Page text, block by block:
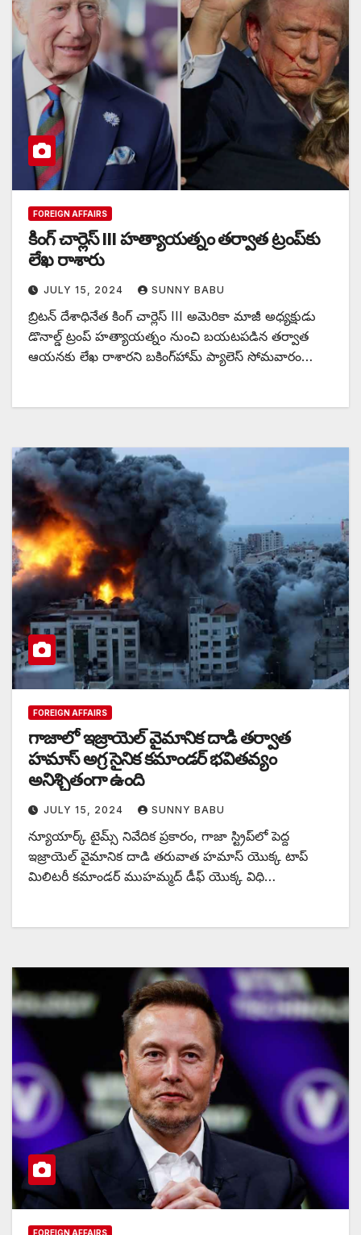
FOREIGN AFFAIRS
కింగ్ చార్లెస్ III హత్యాయత్నం తర్వాత ట్రంప్‌కు
లేఖ రాశారు
JULY 15, 2024 SUNNY BABU
బ్రిటన్‌ దేశాధినేత కింగ్‌ చార్లెస్‌ III అమెరికా మాజీ అధ్యక్షుడు
డొనాల్డ్‌ ట్రంప్‌ హత్యాయత్నం నుంచి బయటపడిన తర్వాత
ఆయనకు లేఖ రాశారని బకింగ్‌హామ్ ప్యాలెస్ సోమవారం…
FOREIGN AFFAIRS
గాజాలో ఇజ్రాయెల్ వైమానిక దాడి తర్వాత
హమాస్ అగ్ర సైనిక కమాండర్ భవితవ్యం
అనిశ్చితంగా ఉంది
JULY 15, 2024 SUNNY BABU
న్యూయార్క్ టైమ్స్ నివేదిక ప్రకారం, గాజా స్ట్రిప్‌లో పెద్ద
ఇజ్రాయెల్ వైమానిక దాడి తరువాత హమాస్ యొక్క టాప్
మిలిటరీ కమాండర్ ముహమ్మద్ డీఫ్ యొక్క విధి…
FOREIGN AFFAIRS